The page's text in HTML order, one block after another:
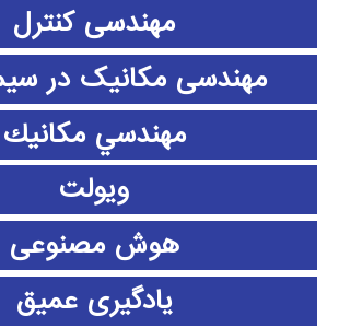
مهندسی کنترل
مهندسی مکانیک در
مهندسي مكانيك
ویولت
هوش مصنوعی
یادگیری عمیق